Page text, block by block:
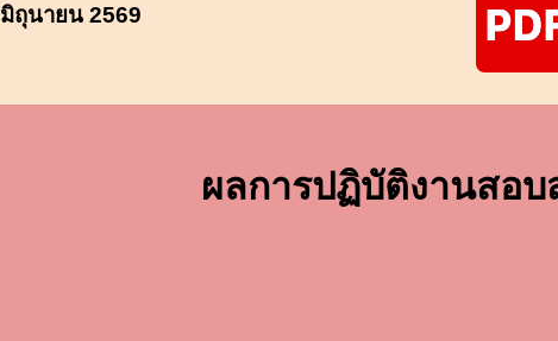
มิถุนายน 2569
ผลการปฏิบัติงานสอบ